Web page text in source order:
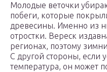
Молодые веточки
побеги, которые
древесины. Именно из
отростки. Вереск
регионах, поэтому
С другой стороны, если
температура, он может